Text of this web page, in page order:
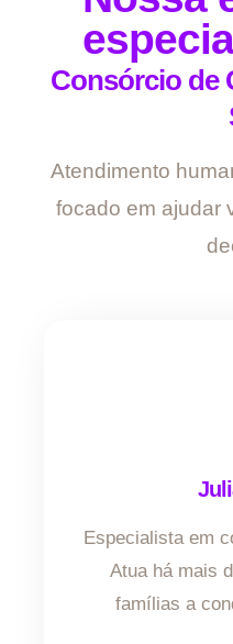
Consórcio de
Atendimento
focado em ajudar
Especialista em
Atua há mais
famílias a